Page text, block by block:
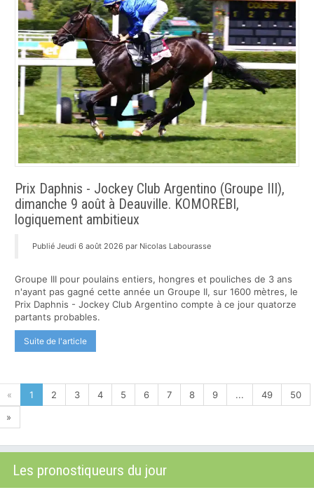
Prix Daphnis - Jockey Club Argentino (Groupe III),
dimanche 9 août à Deauville. KOMOREBI,
logiquement ambitieux
Publié Jeudi 6 août 2026 par Nicolas Labourasse
Groupe III pour poulains entiers, hongres et pouliches de 3 ans
n'ayant pas gagné cette année un Groupe II, sur 1600 mètres, le
Prix Daphnis - Jockey Club Argentino compte à ce jour quatorze
partants probables.
Suite de l'article
« 1 2 3 4 5 6 7 8 9 ... 49
50
»
Les pronostiqueurs du jour